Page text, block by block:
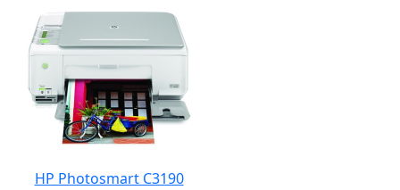
HP Photosmart C3190